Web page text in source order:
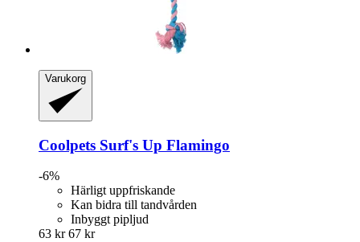
Varukorg
Coolpets Surf's Up Flamingo
-6%
Härligt uppfriskande
Kan bidra till tandvården
Inbyggt pipljud
63 kr 67 kr